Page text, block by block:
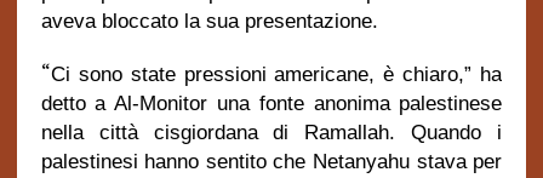
aveva bloccato la sua presentazione.
“Ci sono state pressioni americane, è chiaro,” ha
detto a Al-Monitor una fonte anonima palestinese
nella città cisgiordana di Ramallah. Quando i
palestinesi hanno sentito che Netanyahu stava per